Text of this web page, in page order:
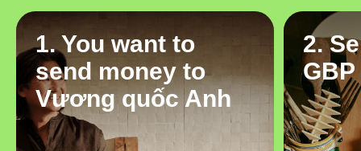
1. You want to
send money to
Vương quốc Anh
2.
GBP